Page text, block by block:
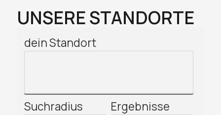
UNSERE STANDORTE
dein Standort
Suchradius Ergebnisse